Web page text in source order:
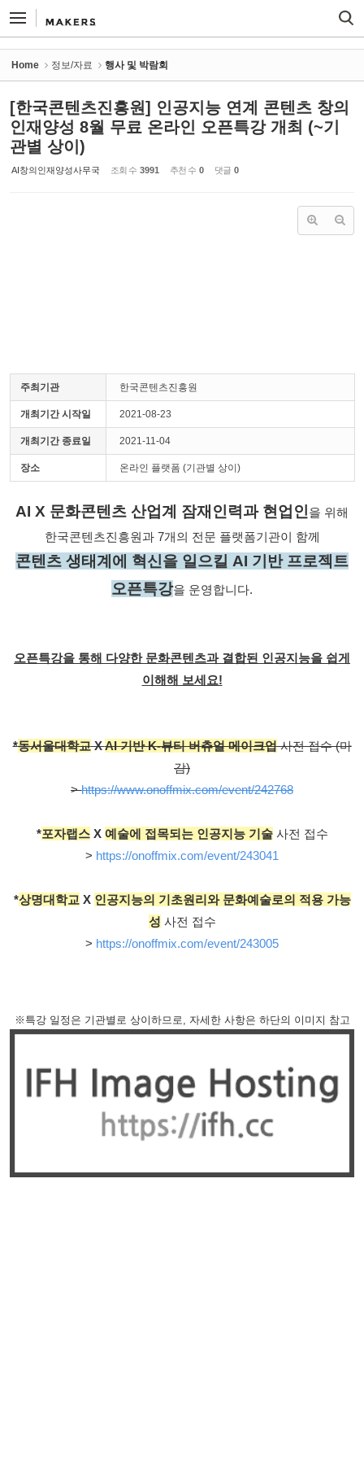
Home 정보/자료 행사 및 박람회
[한국콘텐츠진흥원] 인공지능 연계 콘텐츠 창의
인재양성 8월 무료 온라인 오픈특강 개최 (~기
관별 상이)
AI창의인재양성사무국 조회 수 3991 추천 수 0 댓글 0
주최기관 한국콘텐츠진흥원
개최기간 시작일 2021-08-23
개최기간 종료일 2021-11-04
장소 온라인 플랫폼 (기관별 상이)
AI X 문화콘텐츠 산업계 잠재인력과 현업인을 위해
한국콘텐츠진흥원과 7개의 전문 플랫폼기관이 함께
콘텐츠 생태계에 혁신을 일으킬 AI 기반 프로젝트
오픈특강을 운영합니다.
오픈특강을 통해 다양한 문화콘텐츠과 결합된 인공지능을 쉽게
이해해 보세요!
*동서울대학교XAI 기반 K-뷰티 버츄얼 메이크업사전 접수 (마
감)
>https://www.onoffmix.com/event/242768
*포자랩스X 예술에 접목되는 인공지능 기술사전 접수
> https://onoffmix.com/event/243041
*상명대학교 X 인공지능의 기초원리와 문화예술로의 적용 가능
성 사전 접수
> https://onoffmix.com/event/243005
※특강 일정은 기관별로 상이하므로, 자세한 사항은 하단의 이미지 참고